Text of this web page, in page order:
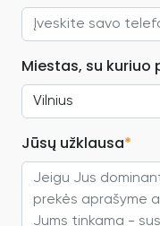
Miestas, su
Jūsų užklausa*